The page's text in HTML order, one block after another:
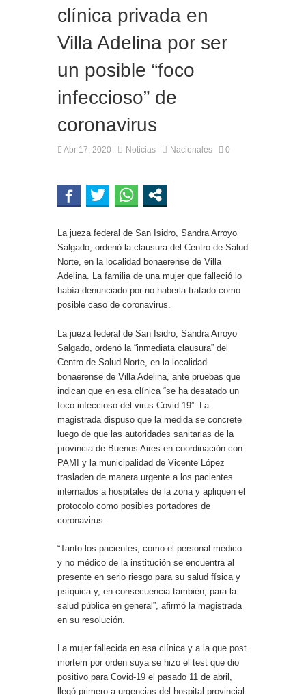
clínica privada en
Villa Adelina por ser
un posible “foco
infeccioso” de
coronavirus
Abr 17, 2020 Noticias Nacionales 0
La jueza federal de San Isidro, Sandra Arroyo
Salgado, ordenó la clausura del Centro de Salud
Norte, en la localidad bonaerense de Villa
Adelina. La familia de una mujer que falleció lo
había denunciado por no haberla tratado como
posible caso de coronavirus.
La jueza federal de San Isidro, Sandra Arroyo
Salgado, ordenó la “inmediata clausura” del
Centro de Salud Norte, en la localidad
bonaerense de Villa Adelina, ante pruebas que
indican que en esa clínica “se ha desatado un
foco infeccioso del virus Covid-19”. La
magistrada dispuso que la medida se concrete
luego de que las autoridades sanitarias de la
provincia de Buenos Aires en coordinación con
PAMI y la municipalidad de Vicente López
trasladen de manera urgente a los pacientes
internados a hospitales de la zona y apliquen el
protocolo como posibles portadores de
coronavirus.
“Tanto los pacientes, como el personal médico
y no médico de la institución se encuentra al
presente en serio riesgo para su salud física y
psíquica y, en consecuencia también, para la
salud pública en general”, afirmó la magistrada
en su resolución.
La mujer fallecida en esa clínica y a la que post
mortem por orden suya se hizo el test que dio
positivo para Covid-19 el pasado 11 de abril,
llegó primero a urgencias del hospital provincial